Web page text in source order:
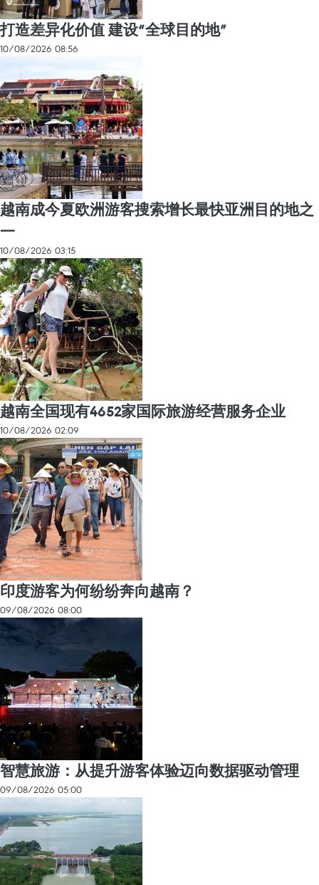
打造差异化价值 建设“全球目的地”
10/08/2026 08:56
越南成今夏欧洲游客搜索增长最快亚洲目的地之
一
10/08/2026 03:15
越南全国现有4652家国际旅游经营服务企业
10/08/2026 02:09
印度游客为何纷纷奔向越南？
09/08/2026 08:00
智慧旅游：从提升游客体验迈向数据驱动管理
09/08/2026 05:00